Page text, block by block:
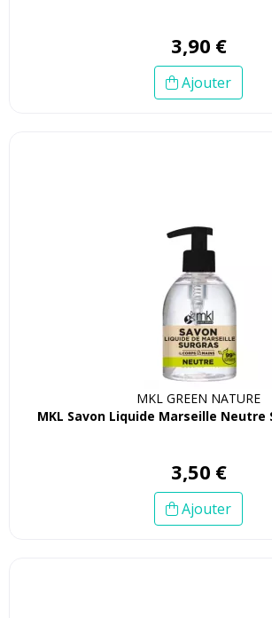
3,90 €
Ajouter
MKL GREEN NATURE
MKL Savon Liquide Marseille Neutre
3,50 €
Ajouter